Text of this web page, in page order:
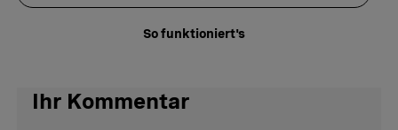
So funktioniert's
Ihr Kommentar